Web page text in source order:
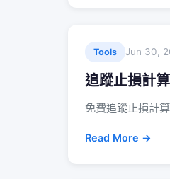
Tools Jun 30,
追蹤止損計
免費追蹤止損計
Read More →